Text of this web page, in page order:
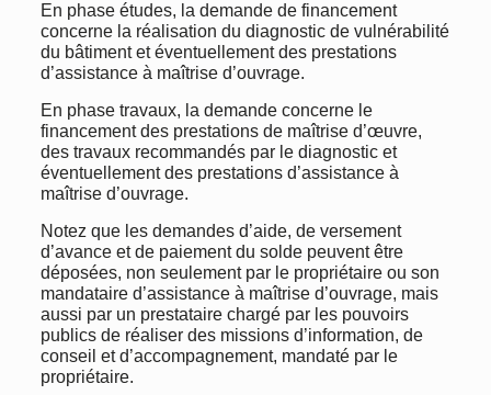
En phase études, la demande de financement
concerne la réalisation du diagnostic de vulnérabilité
du bâtiment et éventuellement des prestations
d’assistance à maîtrise d’ouvrage.
En phase travaux, la demande concerne le
financement des prestations de maîtrise d’œuvre,
des travaux recommandés par le diagnostic et
éventuellement des prestations d’assistance à
maîtrise d’ouvrage.
Notez que les demandes d’aide, de versement
d’avance et de paiement du solde peuvent être
déposées, non seulement par le propriétaire ou son
mandataire d’assistance à maîtrise d’ouvrage, mais
aussi par un prestataire chargé par les pouvoirs
publics de réaliser des missions d’information, de
conseil et d’accompagnement, mandaté par le
propriétaire.